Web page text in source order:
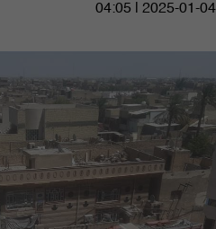
04:05 | 2025-01-04